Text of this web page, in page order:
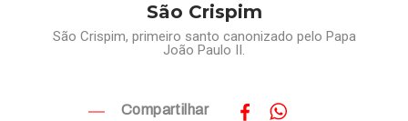
São Crispim
São Crispim, primeiro santo canonizado pelo Papa
João Paulo II.
Compartilhar